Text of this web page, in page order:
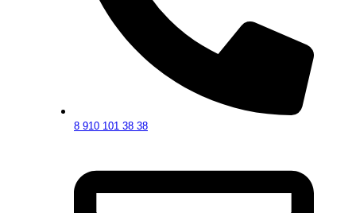
8 910 101 38 38